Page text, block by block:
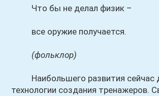
Что бы не делал физик –
все оружие получается.
(фольклор)
Наибольшего развития сейчас
технологии создания тренажеров.